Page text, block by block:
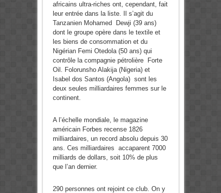
africains ultra-riches ont, cependant, fait
leur entrée dans la liste. Il s’agit du
Tanzanien Mohamed Dewji (39 ans)
dont le groupe opère dans le textile et
les biens de consommation et du
Nigérian Femi Otedola (50 ans) qui
contrôle la compagnie pétrolière Forte
Oil. Folorunsho Alakija (Nigeria) et
Isabel dos Santos (Angola) sont les
deux seules milliardaires femmes sur le
continent.
A l’échelle mondiale, le magazine
américain Forbes recense 1826
milliardaires, un record absolu depuis 30
ans. Ces milliardaires accaparent 7000
milliards de dollars, soit 10% de plus
que l’an dernier.
290 personnes ont rejoint ce club. On y